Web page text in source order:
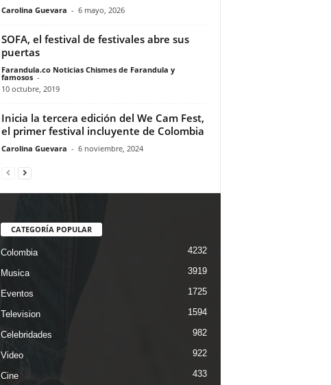
Carolina Guevara - 6 mayo, 2026
SOFA, el festival de festivales abre sus
puertas
Farandula.co Noticias Chismes de Farandula y
famosos -
10 octubre, 2019
Inicia la tercera edición del We Cam Fest,
el primer festival incluyente de Colombia
Carolina Guevara - 6 noviembre, 2024
CATEGORÍA POPULAR
Colombia 4232
Musica 3919
Eventos 1725
Television 1594
Celebridades 982
Video 922
Cine 433